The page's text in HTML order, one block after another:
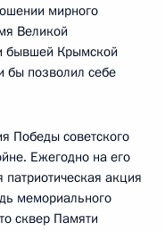
мирного
Великой
бывшей Крымской
позволил себе
Победы советского
Ежегодно на его
патриотическая акция
мемориального
сквер Памяти